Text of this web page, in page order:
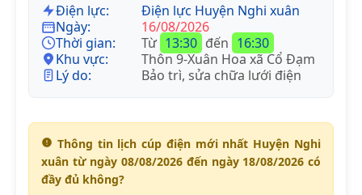
Điện lực:
Điện lực Huyện Nghi xuân
Ngày:
16/08/2026
Thời gian:
Từ 13:30 đến 16:30
Khu vực:
Thôn 9-Xuân Hoa xã Cổ Đạm
Lý do:
Bảo trì, sửa chữa lưới điện
Thông tin lịch cúp điện mới nhất Huyện Nghi
xuân từ ngày 08/08/2026 đến ngày 18/08/2026 có
đầy đủ không?